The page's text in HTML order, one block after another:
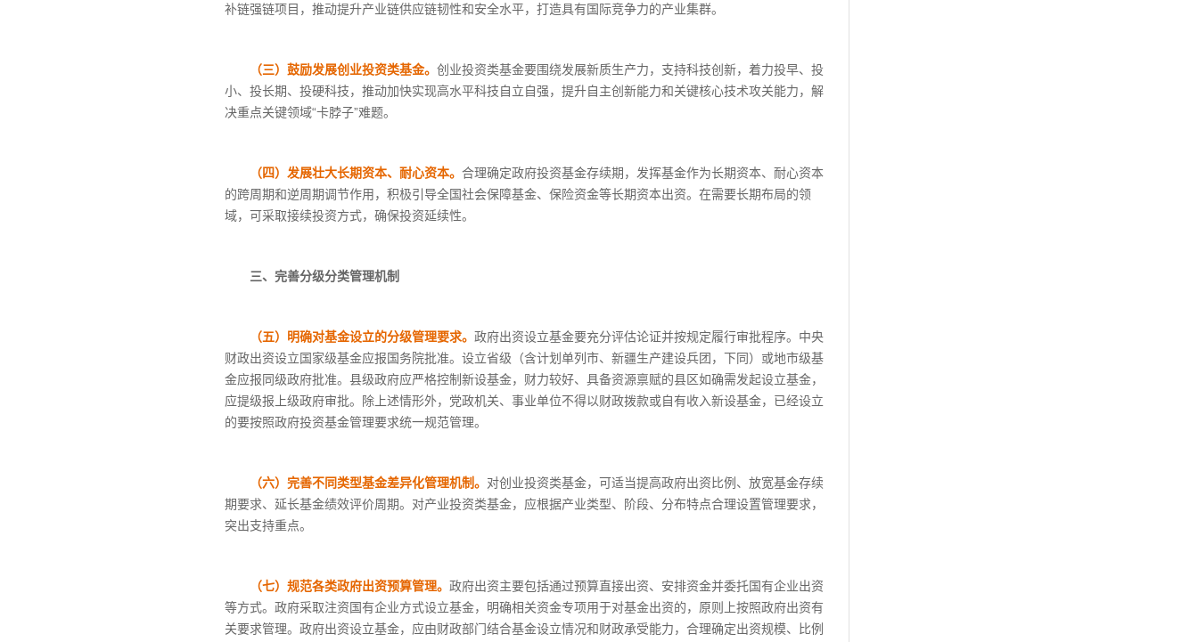
补链强链项目，推动提升产业链供应链韧性和安全水平，打造具有国际竞争力的产业集群。
（三）鼓励发展创业投资类基金。 创业投资类基金要围绕发展新质生产力，支持科技创新，着力投早、投
小、投长期、投硬科技，推动加快实现高水平科技自立自强，提升自主创新能力和关键核心技术攻关能力，解
决重点关键领域“卡脖子”难题。
（四）发展壮大长期资本、耐心资本。 合理确定政府投资基金存续期，发挥基金作为长期资本、耐心资本
的跨周期和逆周期调节作用，积极引导全国社会保障基金、保险资金等长期资本出资。在需要长期布局的领
域，可采取接续投资方式，确保投资延续性。
三、完善分级分类管理机制
（五）明确对基金设立的分级管理要求。 政府出资设立基金要充分评估论证并按规定履行审批程序。中央
财政出资设立国家级基金应报国务院批准。设立省级（含计划单列市、新疆生产建设兵团，下同）或地市级基
金应报同级政府批准。县级政府应严格控制新设基金，财力较好、具备资源禀赋的县区如确需发起设立基金，
应提级报上级政府审批。除上述情形外，党政机关、事业单位不得以财政拨款或自有收入新设基金，已经设立
的要按照政府投资基金管理要求统一规范管理。
（六）完善不同类型基金差异化管理机制。 对创业投资类基金，可适当提高政府出资比例、放宽基金存续
期要求、延长基金绩效评价周期。对产业投资类基金，应根据产业类型、阶段、分布特点合理设置管理要求，
突出支持重点。
（七）规范各类政府出资预算管理。 政府出资主要包括通过预算直接出资、安排资金并委托国有企业出资
等方式。政府采取注资国有企业方式设立基金，明确相关资金专项用于对基金出资的，原则上按照政府出资有
关要求管理。政府出资设立基金，应由财政部门结合基金设立情况和财政承受能力，合理确定出资规模、比例